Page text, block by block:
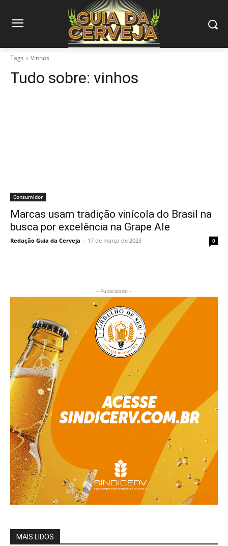
Tags Vinhos
Tudo sobre: vinhos
Consumidor
Marcas usam tradição vinícola do Brasil na
busca por excelência na Grape Ale
Redação Guia da Cerveja - 17 de março de 2023 0
- Publicidade -
MAIS LIDOS